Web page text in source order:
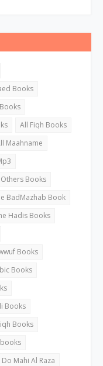
Books
All Fiqh Books
Maahname
Books
BadMazhab Book
Hadis Books
Books
Books
Books
Books
books
Do Mahi Al Raza